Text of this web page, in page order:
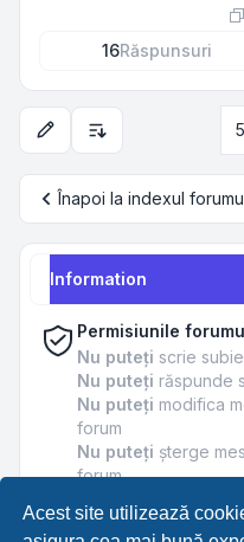
Acest site utilizează
16Răspunsuri
Opțiuni de sortare
Înapoi la indexul
Information
Permisiunile
Nu puteţi scrie
Nu puteţi răspunde
Nu puteţi modifica
forum
Nu puteţi şterge
forum